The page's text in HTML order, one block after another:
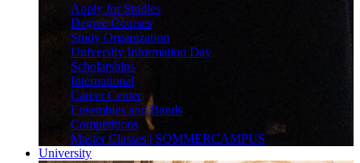
Apply for Studies
Degree Courses
Study Organization
University Information Day
Scholarships
International
Career Center
Ensembles and Bands
Competitions
Master Classes | SOMMERCAMPUS
University